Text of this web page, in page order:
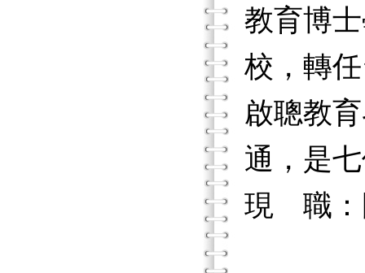
教育博
校，轉
啟聰教
通，是
現 職：